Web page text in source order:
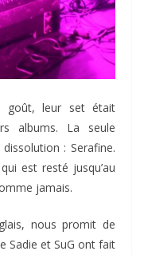
goût, leur set était
albums. La seule
: Serafine.
est resté jusqu’au
jamais.
nous promit de
Sadie et SuG ont fait